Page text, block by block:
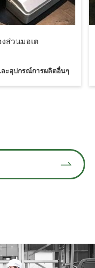
ส่วนมอเต
ละอุปกรณ์การผลิตอื่นๆ